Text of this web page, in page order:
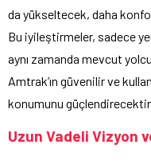
da yükseltecek, daha
Bu iyileştirmeler, sadece
aynı zamanda mevcut
Amtrak’ın güvenilir ve
konumunu güçlendirecektir.
Uzun Vadeli Vizyon